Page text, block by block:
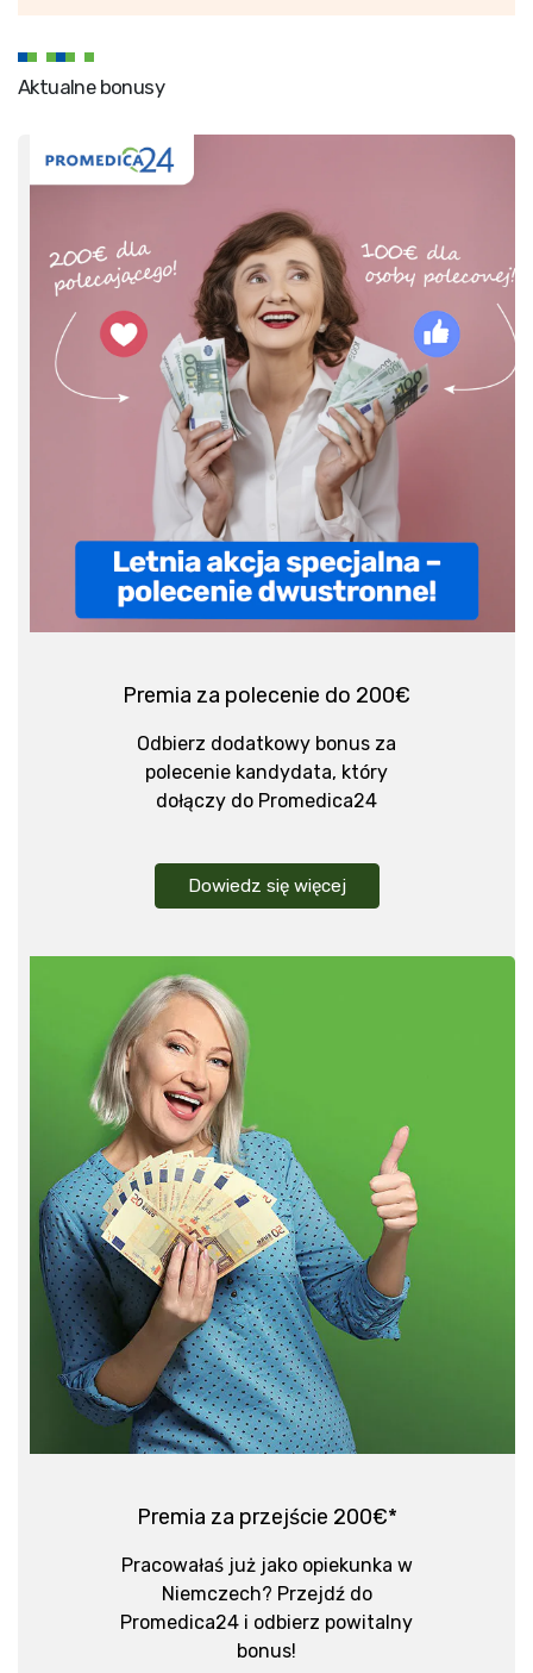
Aktualne bonusy
Premia za polecenie do 200€
Odbierz dodatkowy bonus za
polecenie kandydata, który
dołączy do Promedica24
Dowiedz się więcej
Premia za przejście 200€*
Pracowałaś już jako opiekunka w
Niemczech? Przejdź do
Promedica24 i odbierz powitalny
bonus!